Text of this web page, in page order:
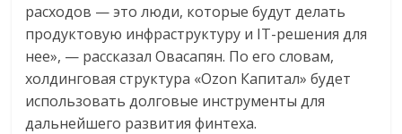
расходов — это люди, которые будут делать
продуктовую инфраструктуру и IT-решения для
нее», — рассказал Овасапян. По его словам,
холдинговая структура «Ozon Капитал» будет
использовать долговые инструменты для
дальнейшего развития финтеха.